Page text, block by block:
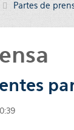
Partes de